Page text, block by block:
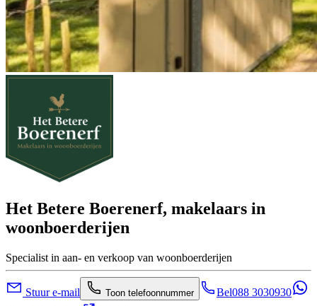
Het Betere Boerenerf, makelaars in
woonboerderijen
Specialist in aan- en verkoop van woonboerderijen
Stuur e-mail Toon telefoonnummer Bel088 3030930